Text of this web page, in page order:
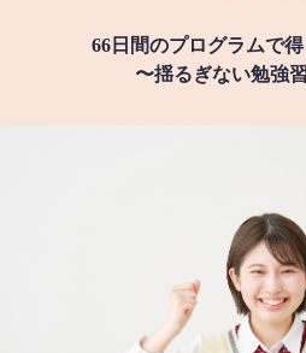
66日間のプログラムで
〜揺るぎない勉強